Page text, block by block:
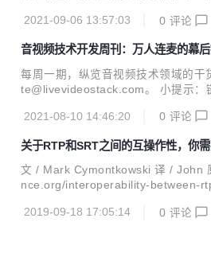
0ms-300ms，已经可以满足大部分
依然要拿回控制权，拥塞控制算法只
ormer与MLP 本文是中科大&MSRA
mer以及MLP三大流派纷争方面的一
架构的特性，作者首先构建了一个统
行挖掘得出：多阶段优于单阶段、局
2021-09-06 13:57:03 0 评论
音视频技术开发周刊：万人连麦的幕
虚拟背景背后的技术
每周一期，纵览音视频技术领域的
te@livevideostack.com。 小提示：
峰畅科技联合创始人&CTO 段先德
海站的演讲内容，以峰畅科技采用
融行业的应用为实际案例，详细解析
景碎片化、定制化的难题，达到图形
业务流程创新的目的。 美摄智能生
——对话美摄科技研发总监黄裔 如今
人之间的一种交流方式，大家越来越
2021-08-10 14:46:20 0 评论
关于RTP和SRT之间的互操作性，你需
文 / Mark Cymontkowski 译 / John
nce.org/interoperability-between-
RT可以通过在不可靠的网络（例如
2019-09-18 17:05:14 0 评论